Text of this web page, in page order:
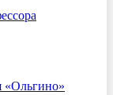
«Ольгино»